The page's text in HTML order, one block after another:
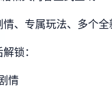
情、专属玩法、多个
锁：
情